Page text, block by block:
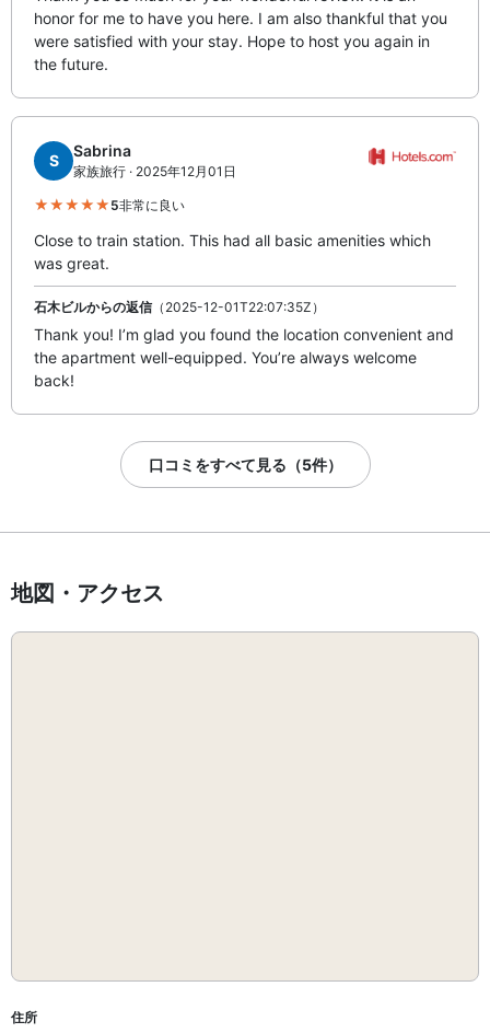
honor for me to have you here. I am also thankful that you
were satisfied with your stay. Hope to host you again in
the future.
S
Sabrina
家族旅行 · 2025年12月01日
5非常に良い
Close to train station. This had all basic amenities which
was great.
石木ビルからの返信（2025-12-01T22:07:35Z）
Thank you! I’m glad you found the location convenient and
the apartment well-equipped. You’re always welcome
back!
口コミをすべて見る（5件）
地図・アクセス
住所